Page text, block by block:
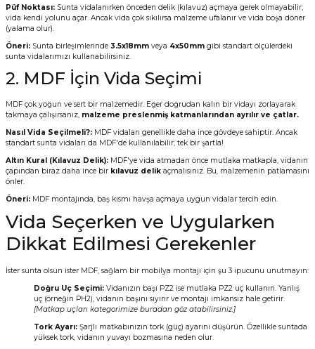
Püf Noktası: Sunta vidalanırken önceden delik (kılavuz) açmaya gerek olmayabilir;
vida kendi yolunu açar. Ancak vida çok sıkılırsa malzeme ufalanır ve vida boşa döner
(yalama olur).
Öneri: Sunta birleşimlerinde 3.5x18mm veya 4x50mm gibi standart ölçülerdeki
sunta vidalarımızı kullanabilirsiniz.
2. MDF İçin Vida Seçimi
MDF çok yoğun ve sert bir malzemedir. Eğer doğrudan kalın bir vidayı zorlayarak
takmaya çalışırsanız, malzeme preslenmiş katmanlarından ayrılır ve çatlar.
Nasıl Vida Seçilmeli?: MDF vidaları genellikle daha ince gövdeye sahiptir. Ancak
standart sunta vidaları da MDF'de kullanılabilir; tek bir şartla!
Altın Kural (Kılavuz Delik): MDF'ye vida atmadan önce mutlaka matkapla, vidanın
çapından biraz daha ince bir kılavuz delik açmalısınız. Bu, malzemenin patlamasını
önler.
Öneri: MDF montajında, baş kısmı havşa açmaya uygun vidalar tercih edin.
Vida Seçerken ve Uygularken
Dikkat Edilmesi Gerekenler
İster sunta olsun ister MDF, sağlam bir mobilya montajı için şu 3 ipucunu unutmayın:
Doğru Uç Seçimi: Vidanızın başı PZ2 ise mutlaka PZ2 uç kullanın. Yanlış
uç (örneğin PH2), vidanın başını sıyırır ve montajı imkansız hale getirir.
[Matkap uçları kategorimize buradan göz atabilirsiniz.]
Tork Ayarı: Şarjlı matkabınızın tork (güç) ayarını düşürün. Özellikle suntada
yüksek tork, vidanın yuvayı bozmasına neden olur.